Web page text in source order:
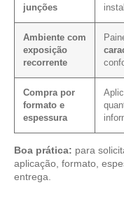
junções
Ambiente com
exposição
recorrente
Compra por
formato e
espessura
Boa prática: para
aplicação, formato,
entrega.